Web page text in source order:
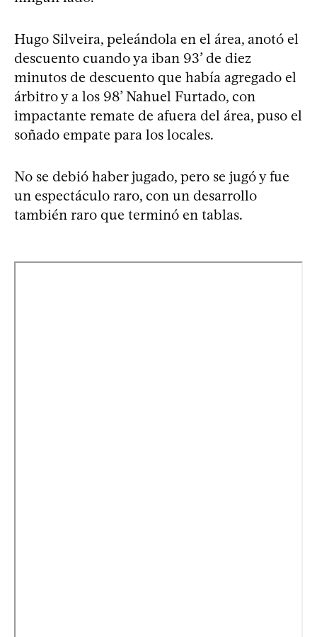
Hugo Silveira, peleándola en el área, anotó el
descuento cuando ya iban 93’ de diez
minutos de descuento que había agregado el
árbitro y a los 98’ Nahuel Furtado, con
impactante remate de afuera del área, puso el
soñado empate para los locales.
No se debió haber jugado, pero se jugó y fue
un espectáculo raro, con un desarrollo
también raro que terminó en tablas.